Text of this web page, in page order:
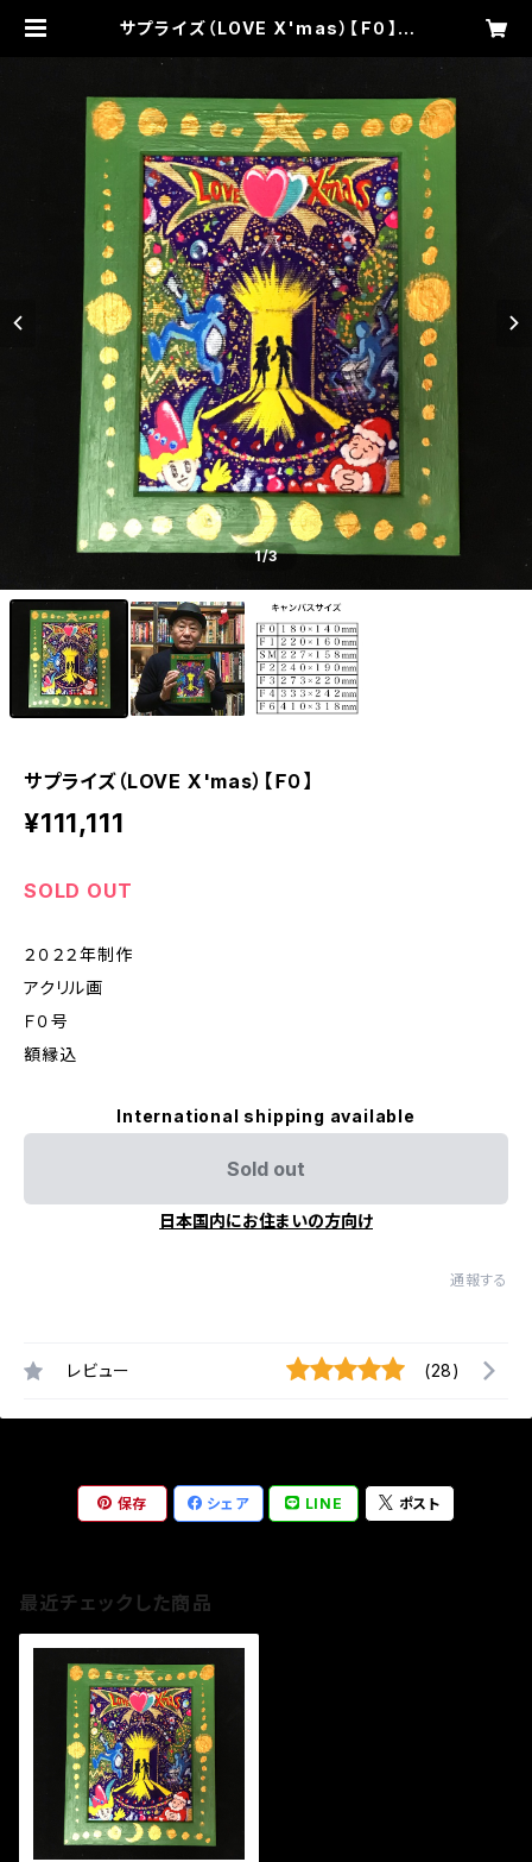
サプライズ（LOVE X'mas）【Ｆ０】 |
1/3
サプライズ（LOVE X'mas）【Ｆ０】
¥111,111
SOLD OUT
２０２２年制作
アクリル画
Ｆ０号
額縁込
International shipping available
Sold out
日本国内にお住まいの方向け
通報する
レビュー (28)
保存 シェア LINE ポスト
最近チェックした商品